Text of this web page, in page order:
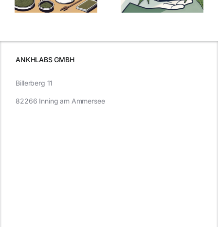
Cannabis und
müssen
kaufen: Alles
was Sie
ANKHLABS GMBH
Billerberg 11
82266 Inning am Ammersee